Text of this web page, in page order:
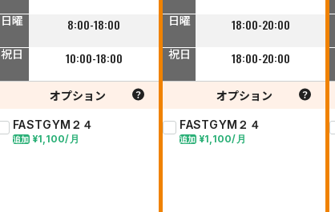
日曜 8:00-18:00
祝日 10:00-18:00
オプション
FASTGYM２４
追加¥1,100/月
日曜 18:00-20:00
祝日 18:00-20:00
オプション
FASTGYM２４
追加¥1,100/月